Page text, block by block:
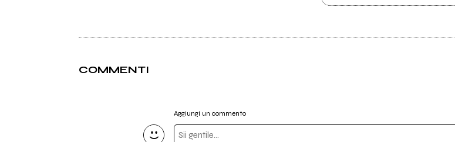
COMMENTI
Aggiungi un commento